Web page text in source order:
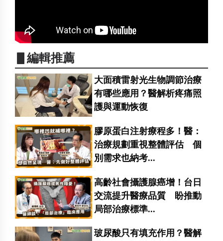
▋編輯推薦
大面積雷射光生物調節治療
有哪些應用？醫解析疼痛照
護與運動恢復
膠原蛋白注射療程多！醫：
治療規劃重視整體評估 個
別需求也納考...
高齡社會攝護腺癌增！台日
交流提升醫療品質 盼推動
局部治療標準...
玻尿酸只有填充作用？醫解